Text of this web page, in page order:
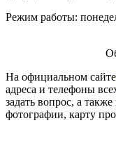
Режим работы:
На официальном сайте
адреса и телефоны
задать вопрос, а
фотографии, карту